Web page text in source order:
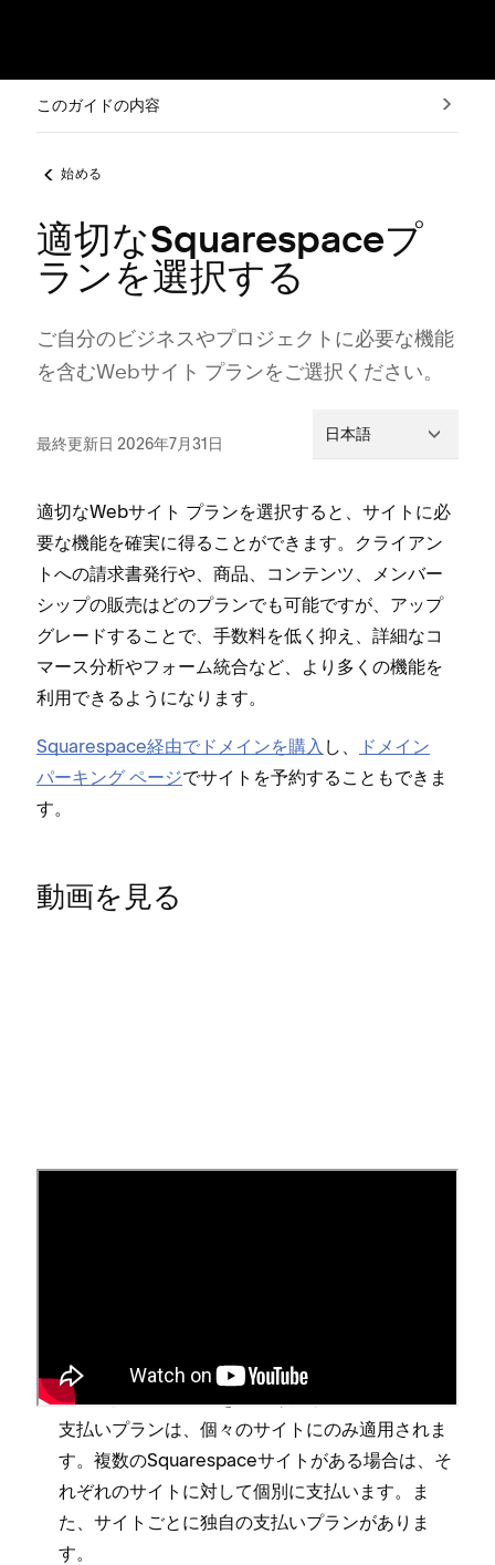
このガイドの内容
始める
適切なSquarespaceプ
ランを選択する
ご自分のビジネスやプロジ⁠ェクトに必要な機能
を含むWebサイト プランをご選択ください⁠。
最終更新日 2026年7月31日 日本語
適切なWebサイト プランを選択すると⁠、サイトに必
要な機能を確実に得ることができます⁠。クライアン
トへの請求書発行や⁠、商品⁠、コンテンツ⁠、メンバ⁠ー
シ⁠ップの販売はどのプランでも可能ですが⁠、ア⁠ップ
グレ⁠ードすることで⁠、手数料を低く抑え⁠、詳細なコ
マ⁠ース分析やフ⁠ォ⁠ーム統合など⁠、より多くの機能を
利用できるようになります⁠。
Squarespace経由でドメインを購入 し⁠、
ドメイン
パ⁠ーキング ペ⁠ージでサイトを予約することもできま
す⁠。
動画を見る
反映しています⁠。旧プランの詳細については⁠、
「⁠
支払いプランは⁠、個⁠々のサイトにのみ適用されま
す⁠。複数のSquarespaceサイトがある場合は⁠、そ
れぞれのサイトに対して個別に支払います⁠。ま
た⁠、サイトごとに独自の支払いプランがありま
す⁠。